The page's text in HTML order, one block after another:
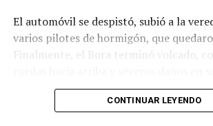
El automóvil se despistó, subió a la
varios pilotes de hormigón, que
Finalmente, el Bora terminó volcado,
Ante el violento impacto, personal
CONTINUAR LEYENDO